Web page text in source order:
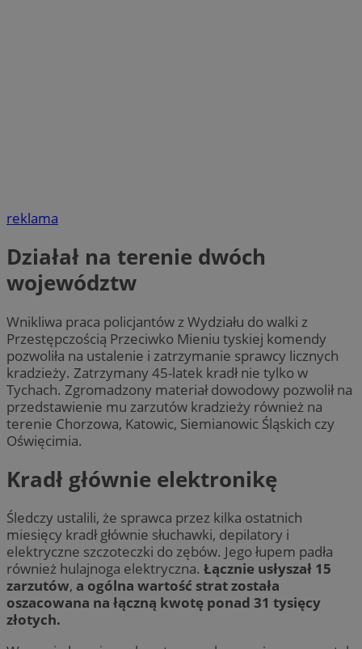
reklama
Działał na terenie dwóch
województw
Wnikliwa praca policjantów z Wydziału do walki z
Przestępczością Przeciwko Mieniu tyskiej komendy
pozwoliła na ustalenie i zatrzymanie sprawcy licznych
kradzieży. Zatrzymany 45-latek kradł nie tylko w
Tychach. Zgromadzony materiał dowodowy pozwolił na
przedstawienie mu zarzutów kradzieży również na
terenie Chorzowa, Katowic, Siemianowic Śląskich czy
Oświęcimia.
Kradł głównie elektronikę
Śledczy ustalili, że sprawca przez kilka ostatnich
miesięcy kradł głównie słuchawki, depilatory i
elektryczne szczoteczki do zębów. Jego łupem padła
również hulajnoga elektryczna. Łącznie usłyszał 15
zarzutów, a ogólna wartość strat została
oszacowana na łączną kwotę ponad 31 tysięcy
złotych.